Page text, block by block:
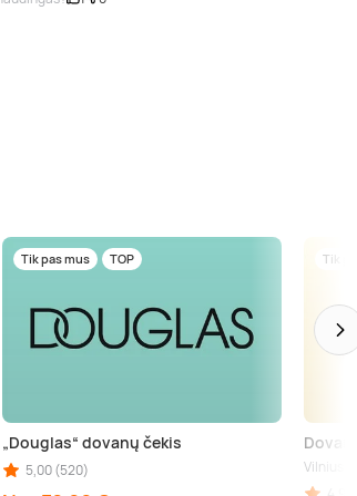
Trakai (aps.), Šiauliai (aps.), Kupiškis (aps.),
Tik pas mus TOP
„Douglas“ dovanų čekis
5,00 (520)
Tik
Vilnius